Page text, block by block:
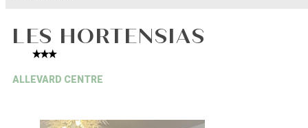
LES HORTENSIAS
ALLEVARD CENTRE